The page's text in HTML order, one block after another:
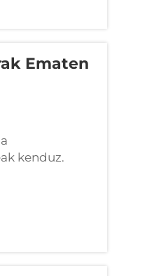
Ematen
kenduz.